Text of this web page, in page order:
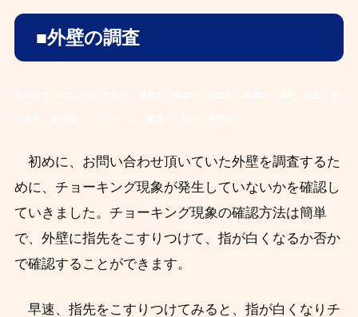
■外壁の調査
初めに、お問い合わせ頂いていた外壁を調査するた
めに、チョーキング現象が発生していないかを確認し
ていきました。 チョーキング現象の確認方法は簡単
で、外壁に指先をこすりつけて、指が白くなるか否か
で確認することができます。
早速、指先をこすりつけてみると、指が白くなりチ